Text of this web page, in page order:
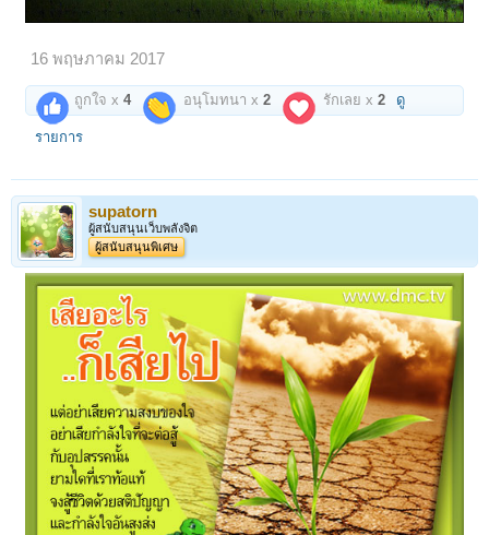
16 พฤษภาคม 2017
ถูกใจ x4 อนุโมทนา x2 รักเลย x2 ดู
รายการ
supatorn
ผู้สนับสนุนเว็บพลังจิต
ผู้สนับสนุนพิเศษ